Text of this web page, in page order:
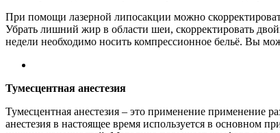
При помощи лазерной липосакции можно
Убрать лишний жир в области шеи, скорректировать
недели необходимо носить компрессионное бельё. Вы
Тумесцентная анестезия
Тумесцентная анестезия – это применение применение
анестезия в настоящее время используется в основном